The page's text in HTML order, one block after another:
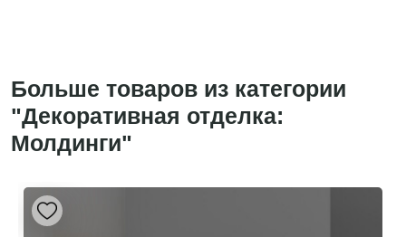
Больше товаров из категории
"Декоративная отделка:
Молдинги"